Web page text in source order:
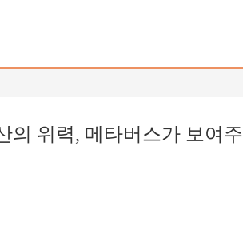
의 위력, 메타버스가 보여주